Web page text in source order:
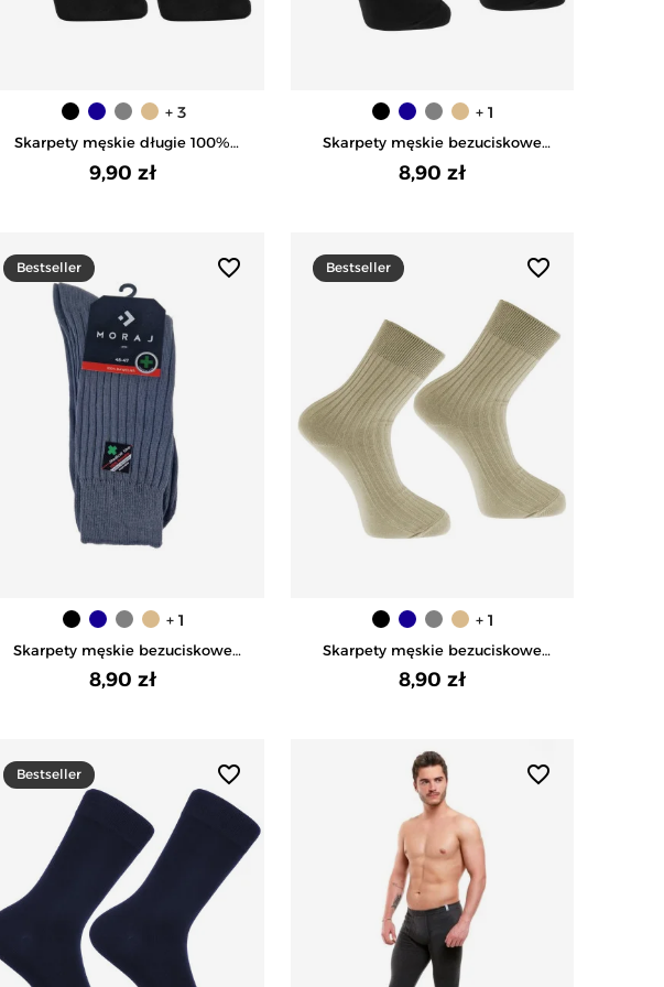
Skarpety męskie długie 100%
bawełna - CZARNY
9,90 zł
+ 3
Skarpety męskie bezuciskowe
bawełniane z szerokim ściągaczem
- CZARNY
8,90 zł
+ 1
Bestseller favorite_border
Skarpety męskie bezuciskowe
bawełniane z szerokim ściągaczem
- SZARY
8,90 zł
+ 1
Bestseller favorite_border
Skarpety męskie bezuciskowe
bawełniane z szerokim ściągaczem
- BEŻOWY
8,90 zł
+ 1
Bestseller favorite_border favorite_border